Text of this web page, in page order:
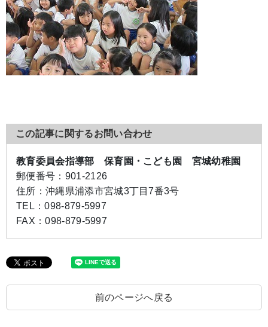
この記事に関するお問い合わせ
教育委員会指導部 保育園・こども園 宮城幼稚園
郵便番号： 901-2126
住所： 沖縄県浦添市宮城3丁目7番3号
TEL：098-879-5997
FAX：098-879-5997
前のページへ戻る